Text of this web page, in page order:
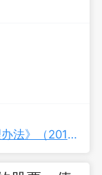
《会计师事务所执业许可和监督管理办法》（2019年修订）